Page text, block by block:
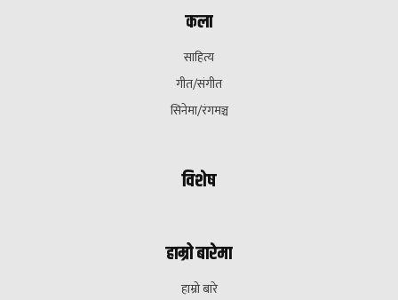
कला
साहित्य
गीत/संगीत
सिनेमा/रंगमञ्च
विशेष
हाम्रो बारेमा
हाम्रो बारे